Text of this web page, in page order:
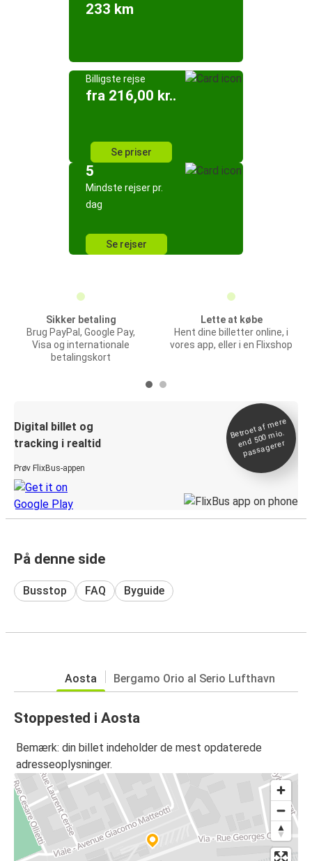
233 km
Billigste rejse
fra 216,00 kr..
Se priser
5
Mindste rejser pr.
dag
Se rejser
Sikker betaling
Brug PayPal, Google Pay,
Visa og internationale
betalingskort
Lette at købe
Hent dine billetter online, i
vores app, eller i en Flixshop
Digital billet og
tracking i realtid
Prøv FlixBus-appen
Betroet af
mere
end 500
mio.
passagerer
På denne side
Busstop FAQ Byguide
Aosta Bergamo Orio al Serio Lufthavn
Stoppested i Aosta
Bemærk: din billet indeholder de mest opdaterede
adresseoplysninger.